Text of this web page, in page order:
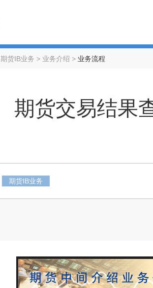
期货IB业务 > 业务介绍 > 业务流程
期货交易结果
期货IB业务